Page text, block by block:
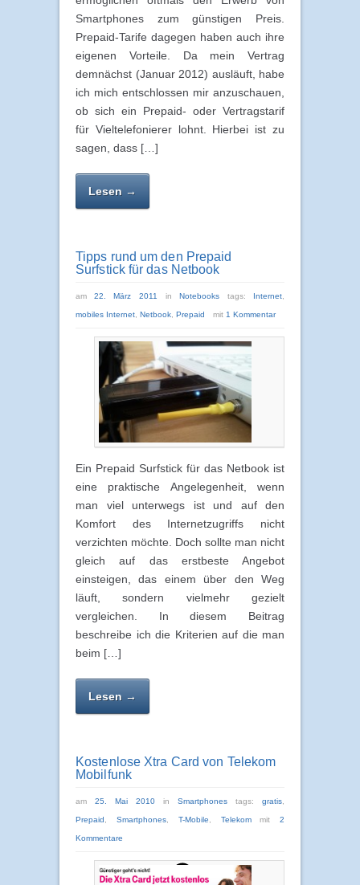
Smartphones zum günstigen Preis.
Prepaid-Tarife dagegen haben auch ihre
eigenen Vorteile. Da mein Vertrag
demnächst (Januar 2012) ausläuft, habe
ich mich entschlossen mir anzuschauen,
ob sich ein Prepaid- oder Vertragstarif
für Vieltelefonierer lohnt. Hierbei ist zu
sagen, dass […]
Lesen →
Tipps rund um den Prepaid
Surfstick für das Netbook
am22. März 2011 in Notebooks tags: Internet
mobiles Internet Netbook Prepaid mit 1 Kommentar
Ein Prepaid Surfstick für das Netbook ist
eine praktische Angelegenheit, wenn
man viel unterwegs ist und auf den
Komfort des Internetzugriffs nicht
verzichten möchte. Doch sollte man nicht
gleich auf das erstbeste Angebot
einsteigen, das einem über den Weg
läuft, sondern vielmehr gezielt
vergleichen. In diesem Beitrag
beschreibe ich die Kriterien auf die man
beim […]
Lesen →
Kostenlose Xtra Card von Telekom
Mobilfunk
am 25. Mai 2010 in Smartphones tags: gratis
Prepaid Smartphones T-Mobile Telekom mit 2
Kommentare